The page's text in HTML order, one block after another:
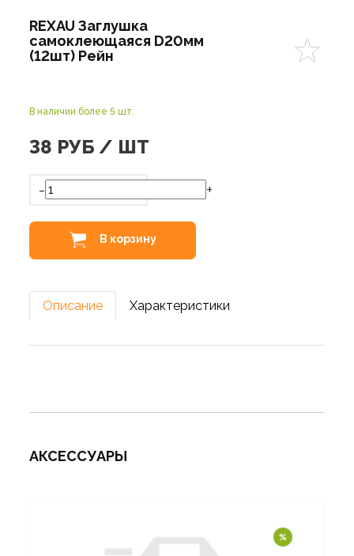
REXAU Заглушка
самоклеющаяся D20мм
(12шт) Рейн
В наличии более 5 шт.
38 РУБ / ШТ
- +
В корзину
Описание Характеристики
АКСЕССУАРЫ